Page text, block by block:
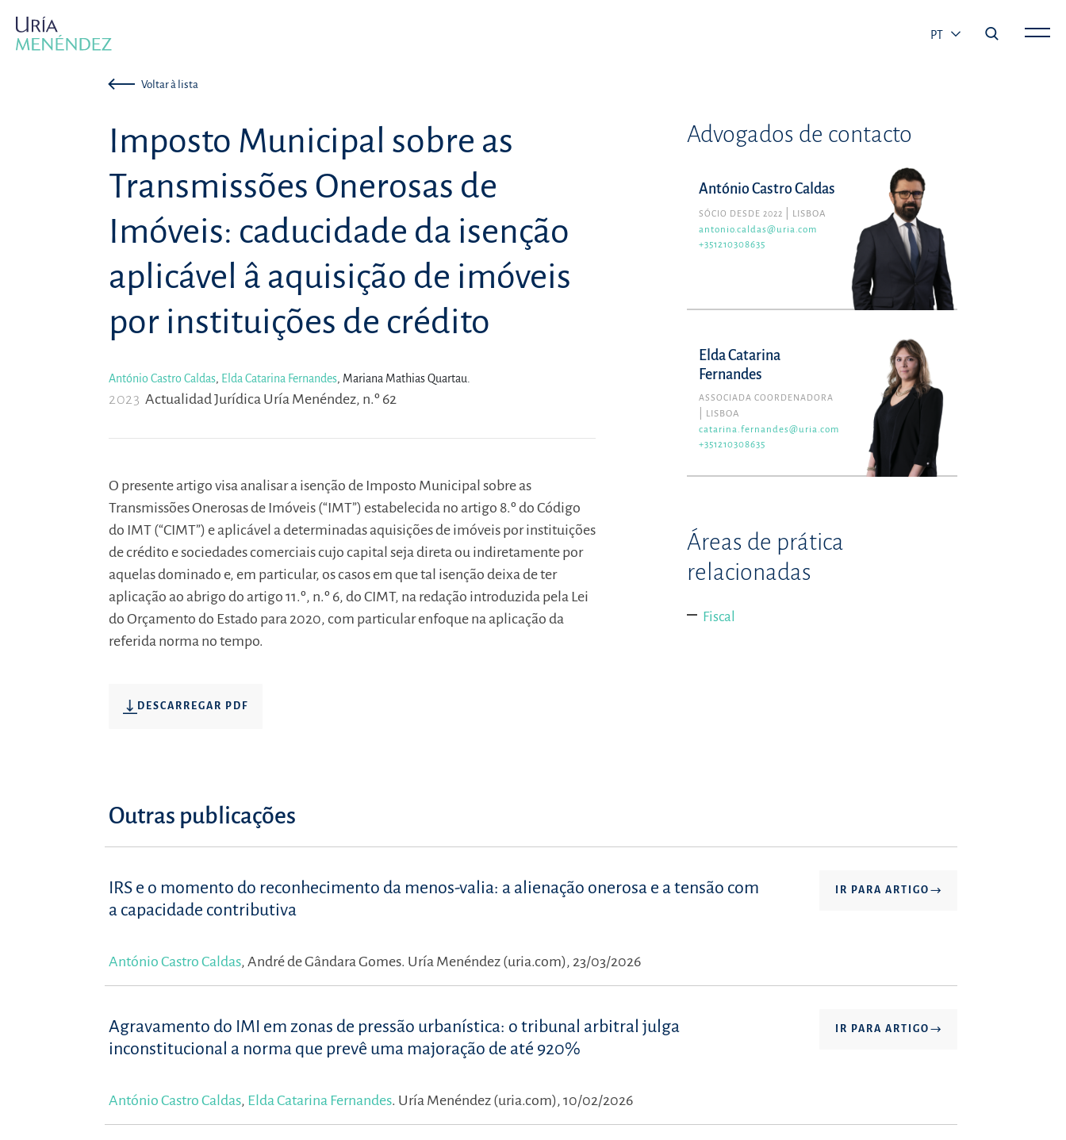
PT
Voltar à lista
Imposto Municipal sobre as
Transmissões Onerosas de
Imóveis: caducidade da isenção
aplicável â aquisição de imóveis
por instituições de crédito
António Castro Caldas, Elda Catarina Fernandes, Mariana Mathias Quartau.
2023 Actualidad Jurídica Uría Menéndez, n.º 62
O presente artigo visa analisar a isenção de Imposto Municipal sobre as
Transmissões Onerosas de Imóveis (“IMT”) estabelecida no artigo 8.º do Código
do IMT (“CIMT”) e aplicável a determinadas aquisições de imóveis por instituições
de crédito e sociedades comerciais cujo capital seja direta ou indiretamente por
aquelas dominado e, em particular, os casos em que tal isenção deixa de ter
aplicação ao abrigo do artigo 11.º, n.º 6, do CIMT, na redação introduzida pela Lei
do Orçamento do Estado para 2020, com particular enfoque na aplicação da
referida norma no tempo.
DESCARREGAR PDF
Advogados de contacto
António Castro Caldas
SÓCIO DESDE 2022
LISBOA
antonio.caldas@uria.com
+351210308635
Elda Catarina
Fernandes
ASSOCIADA COORDENADORA
LISBOA
catarina.fernandes@uria.com
+351210308635
Áreas de prática
relacionadas
Fiscal
Outras publicações
IRS e o momento do reconhecimento da menos-valia: a alienação onerosa e a tensão com
a capacidade contributiva
IR PARA ARTIGO
António Castro Caldas, André de Gândara Gomes. Uría Menéndez (uria.com), 23/03/2026
Agravamento do IMI em zonas de pressão urbanística: o tribunal arbitral julga
inconstitucional a norma que prevê uma majoração de até 920%
IR PARA ARTIGO
António Castro Caldas, Elda Catarina Fernandes. Uría Menéndez (uria.com), 10/02/2026